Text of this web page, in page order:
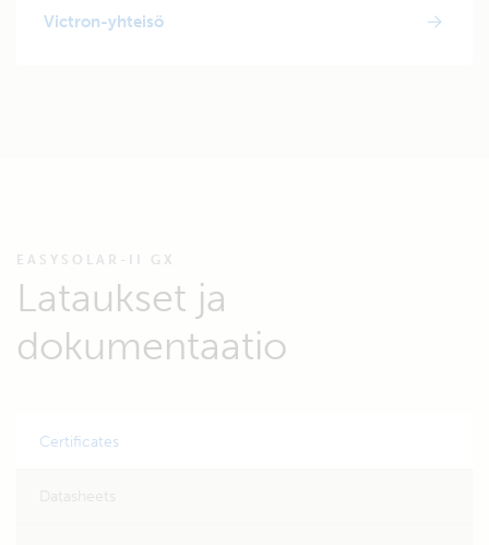
Victron-yhteisö
EASYSOLAR-II GX
Lataukset ja
dokumentaatio
Certificates